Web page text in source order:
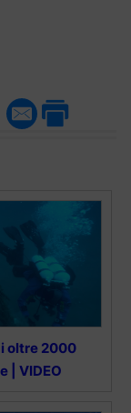
oltre 2000
| VIDEO